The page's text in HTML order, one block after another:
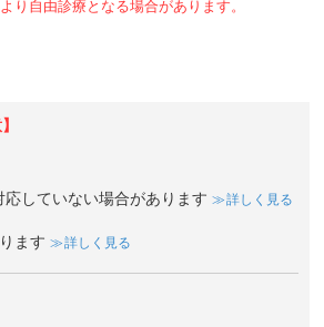
り自由診療となる場合があります。
していない場合があります 詳しく見る
ます 詳しく見る